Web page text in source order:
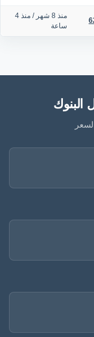
منذ 8 شهر /
منذ 4
ساعة
البنوك